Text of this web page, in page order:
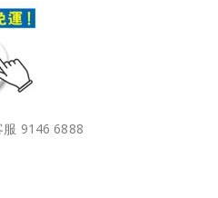
服 9146 6888